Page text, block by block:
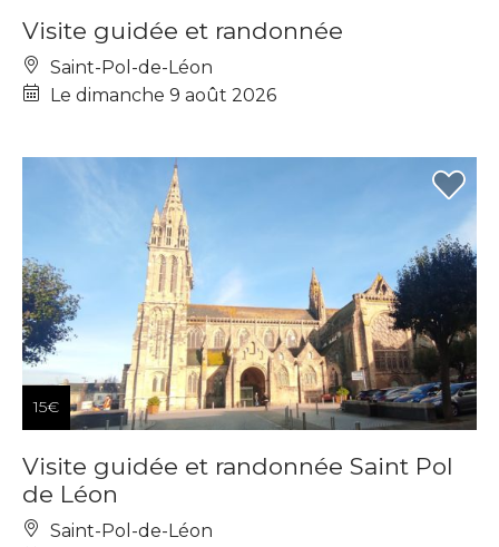
Visite guidée et randonnée
Saint-Pol-de-Léon
Le dimanche 9 août 2026
15€
Visite guidée et randonnée Saint Pol
de Léon
Saint-Pol-de-Léon